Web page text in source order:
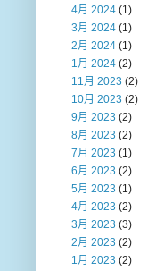
4月 2024 (1)
3月 2024 (1)
2月 2024 (1)
1月 2024 (2)
11月 2023 (2)
10月 2023 (2)
9月 2023 (2)
8月 2023 (2)
7月 2023 (1)
6月 2023 (2)
5月 2023 (1)
4月 2023 (2)
3月 2023 (3)
2月 2023 (2)
1月 2023 (2)